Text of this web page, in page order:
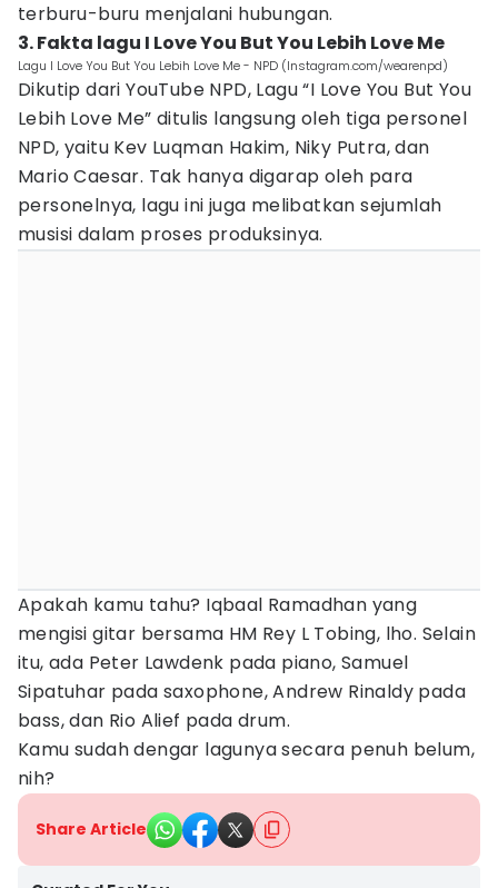
terburu-buru menjalani hubungan.
3. Fakta lagu I Love You But You Lebih Love Me
Lagu I Love You But You Lebih Love Me - NPD (Instagram.com/wearenpd)
Dikutip dari YouTube NPD, Lagu “I Love You But You
Lebih Love Me” ditulis langsung oleh tiga personel
NPD, yaitu Kev Luqman Hakim, Niky Putra, dan
Mario Caesar. Tak hanya digarap oleh para
personelnya, lagu ini juga melibatkan sejumlah
musisi dalam proses produksinya.
Apakah kamu tahu? Iqbaal Ramadhan yang
mengisi gitar bersama HM Rey L Tobing, lho. Selain
itu, ada Peter Lawdenk pada piano, Samuel
Sipatuhar pada saxophone, Andrew Rinaldy pada
bass, dan Rio Alief pada drum.
Kamu sudah dengar lagunya secara penuh belum,
nih?
Share Article